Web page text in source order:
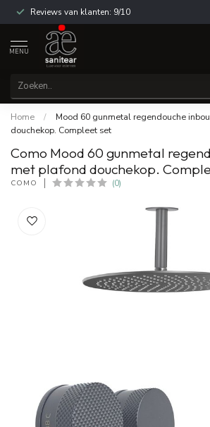
Reviews van klanten: 9/10
MENU
Home /
Mood 60 gunmetal regendouche
douchekop. Compleet set
Como Mood 60 gunmetal
met plafond douchekop.
COMO (0)